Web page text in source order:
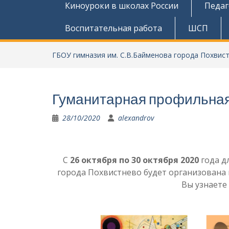
Киноуроки в школах России
Воспитательная работа
ШСП
ГБОУ гимназия им. С.В.Байменова города
Гуманитарная
28/10/2020 alexandrov
С 26 октября по 30 октября 2020года
города Похвистнево будет
Вы